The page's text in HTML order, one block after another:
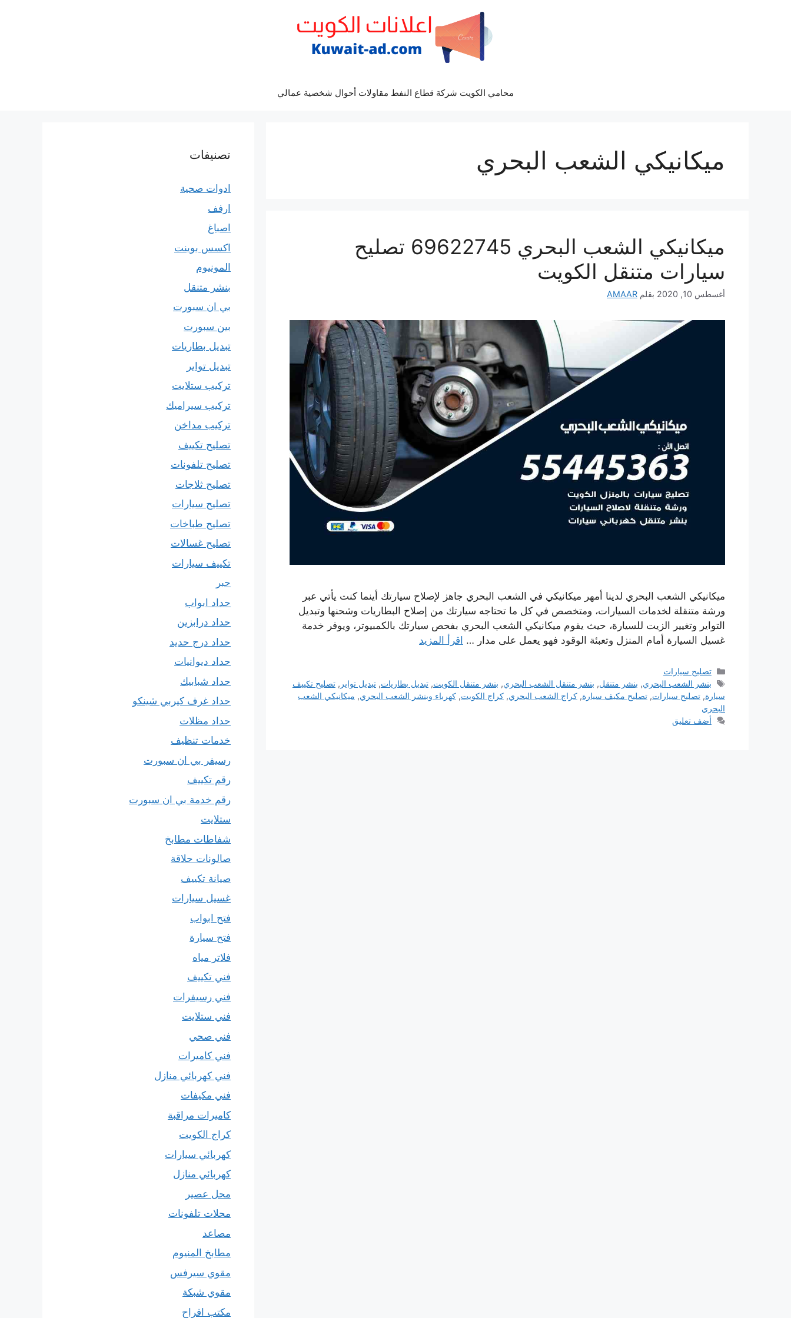
محامي الكويت شركة قطاع النفط مقاولات أحوال شخصية عمالي
ميكانيكي الشعب البحري
ميكانيكي الشعب البحري 69622745 تصليح
سيارات متنقل الكويت
أغسطس 10, 2020 بقلم AMAAR
ميكانيكي الشعب البحري لدينا أمهر ميكانيكي في الشعب البحري جاهز لإصلاح سيارتك أينما كنت يأتي عبر
ورشة متنقلة لخدمات السيارات، ومتخصص في كل ما تحتاجه سيارتك من إصلاح البطاريات وشحنها وتبديل
التواير وتغيير الزيت للسيارة، حيث يقوم ميكانيكي الشعب البحري بفحص سيارتك بالكمبيوتر، ويوفر خدمة
غسيل السيارة أمام المنزل وتعبئة الوقود فهو يعمل على مدار … اقرأ المزيد
التصنيفات
تصليح سيارات
الوسوم
بنشر الشعب البحري, بنشر متنقل, بنشر متنقل الشعب البحري, بنشر متنقل الكويت,تبديل بطاريات,تبديل تواير ,تصليح تكييف
سيارة, تصليح سيارات, تصليح مكيف سيارة, كراج الشعب البحري, كراج الكويت, كهرباء وبنشر الشعب البحري, ميكانيكي الشعب
البحري
أضف تعليق
تصنيفات
ادوات صحية
ارفف
اصباغ
اكسس بوينت
المونيوم
بنشر متنقل
بي ان سبورت
بين سبورت
تبديل بطاريات
تبديل تواير
تركيب ستلايت
تركيب سيراميك
تركيب مداخن
تصليح تكييف
تصليح تلفونات
تصليح ثلاجات
تصليح سيارات
تصليح طباخات
تصليح غسالات
تكييف سيارات
حبر
حداد ابواب
حداد درابزين
حداد درج حديد
حداد ديوانيات
حداد شبابيك
حداد غرف كيربي شينكو
حداد مظلات
خدمات تنظيف
رسيفر بي ان سبورت
رقم تكييف
رقم خدمة بي ان سبورت
ستلايت
شفاطات مطابخ
صالونات حلاقة
صيانة تكييف
غسيل سيارات
فتح ابواب
فتح سيارة
فلاتر مياه
فني تكييف
فني رسيفرات
فني ستلايت
فني صحي
فني كاميرات
فني كهربائي منازل
فني مكيفات
كاميرات مراقبة
كراج الكويت
كهربائي سيارات
كهربائي منازل
محل عصير
محلات تلفونات
مصاعد
مطابخ المنيوم
مقوي سيرفس
مقوي شبكة
مكتب افراح